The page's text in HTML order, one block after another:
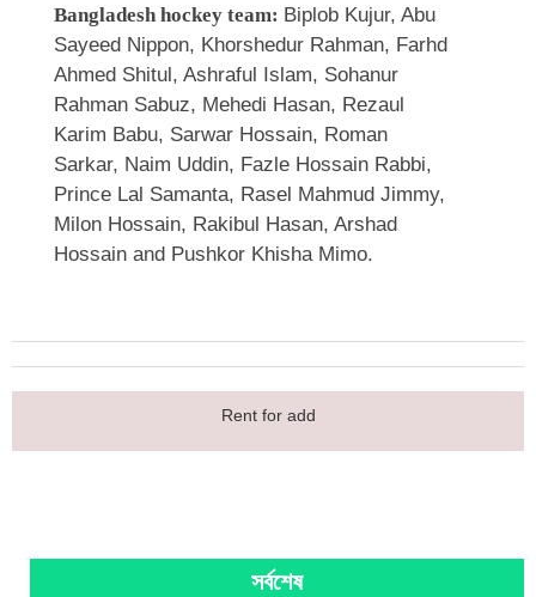
Bangladesh hockey team: Biplob Kujur, Abu
Sayeed Nippon, Khorshedur Rahman, Farhd
Ahmed Shitul, Ashraful Islam, Sohanur
Rahman Sabuz, Mehedi Hasan, Rezaul
Karim Babu, Sarwar Hossain, Roman
Sarkar, Naim Uddin, Fazle Hossain Rabbi,
Prince Lal Samanta, Rasel Mahmud Jimmy,
Milon Hossain, Rakibul Hasan, Arshad
Hossain and Pushkor Khisha Mimo.
Rent for add
সর্বশেষ